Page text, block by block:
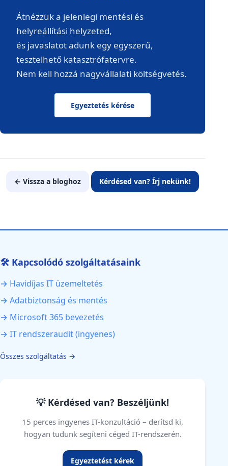
Átnézzük a jelenlegi mentési és
helyreállítási helyzeted,
és javaslatot adunk egy egyszerű,
tesztelhető katasztrófatervre.
Nem kell hozzá nagyvállalati költségvetés.
Egyeztetés kérése
← Vissza a bloghoz Kérdésed van? Írj nekünk!
🛠️ Kapcsolódó szolgáltatásaink
→ Havidíjas IT üzemeltetés
→ Adatbiztonság és mentés
→ Microsoft 365 bevezetés
→ IT rendszeraudit (ingyenes)
Összes szolgáltatás →
💡 Kérdésed van? Beszéljünk!
15 perces ingyenes IT-konzultáció – derítsd ki,
hogyan tudunk segíteni céged IT-rendszerén.
Egyeztetést kérek